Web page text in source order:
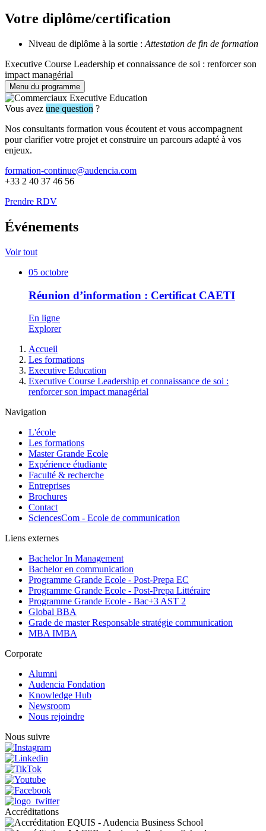
Votre diplôme/certification
Niveau de diplôme à la sortie : Attestation de fin de formation
Executive Course Leadership et connaissance de soi : renforcer son
impact managérial
Menu du programme
Vous avez une question ?
Nos consultants formation vous écoutent et vous accompagnent
pour clarifier votre projet et construire un parcours adapté à vos
enjeux.
formation-continue@audencia.com
+33 2 40 37 46 56
Prendre RDV
Événements
Voir tout
05 octobre
Réunion d’information : Certificat CAETI
En ligne
Explorer
d'Ariane
Accueil
Les formations
Executive Education
Executive Course Leadership et connaissance de soi :
renforcer son impact managérial
Navigation
L'école
Les formations
Master Grande Ecole
Expérience étudiante
Faculté & recherche
Entreprises
Brochures
Contact
SciencesCom - Ecole de communication
Liens externes
Bachelor In Management
Bachelor en communication
Programme Grande Ecole - Post-Prepa EC
Programme Grande Ecole - Post-Prepa Littéraire
Programme Grande Ecole - Bac+3 AST 2
Global BBA
Grade de master Responsable stratégie communication
MBA IMBA
Corporate
Alumni
Audencia Fondation
Knowledge Hub
Newsroom
Nous rejoindre
Nous suivre
Accréditations